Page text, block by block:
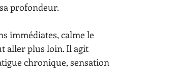
profondeur.
immédiates, calme le
aller plus loin. Il agit
chronique, sensation